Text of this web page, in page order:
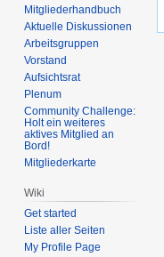
Mitgliederhandbuch
Aktuelle Diskussionen
Arbeitsgruppen
Vorstand
Aufsichtsrat
Plenum
Community Challenge:
Holt ein weiteres
aktives Mitglied an
Bord!
Mitgliederkarte
Wiki
Get started
Liste aller Seiten
My Profile Page